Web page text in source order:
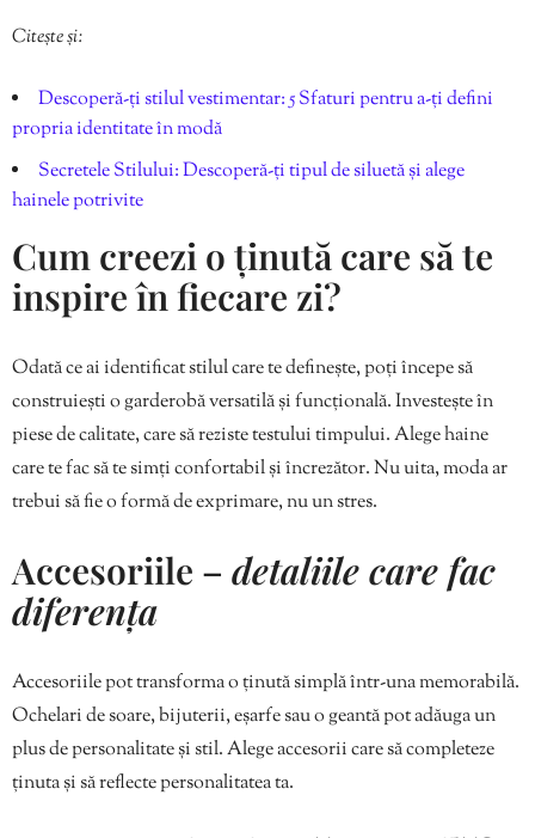
Citește și:
Descoperă-ți stilul vestimentar: 5 Sfaturi pentru a-ți defini
propria identitate în modă
Secretele Stilului: Descoperă-ți tipul de siluetă și alege
hainele potrivite
Cum creezi o ținută care să te
inspire în fiecare zi?
Odată ce ai identificat stilul care te definește, poți începe să
construiești o garderobă versatilă și funcțională. Investește în
piese de calitate, care să reziste testului timpului. Alege haine
care te fac să te simți confortabil și încrezător. Nu uita, moda ar
trebui să fie o formă de exprimare, nu un stres.
Accesoriile – detaliile care fac
diferența
Accesoriile pot transforma o ținută simplă într-una memorabilă.
Ochelari de soare, bijuterii, eșarfe sau o geantă pot adăuga un
plus de personalitate și stil. Alege accesorii care să completeze
ținuta și să reflecte personalitatea ta.